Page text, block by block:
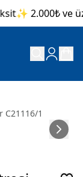
✨ 2.000₺ ve
C21116/1